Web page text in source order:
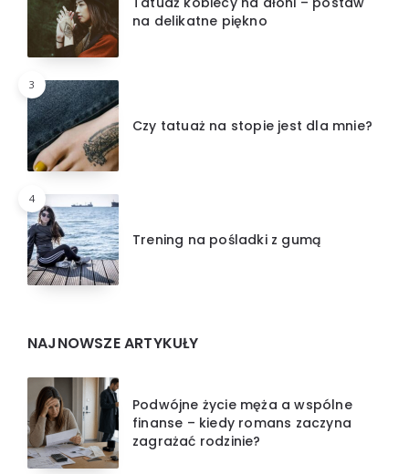
na delikatne piękno
3
Czy tatuaż na stopie jest dla mnie?
4
Trening na pośladki z gumą
NAJNOWSZE ARTYKUŁY
Podwójne życie męża a wspólne
finanse – kiedy romans zaczyna
zagrażać rodzinie?